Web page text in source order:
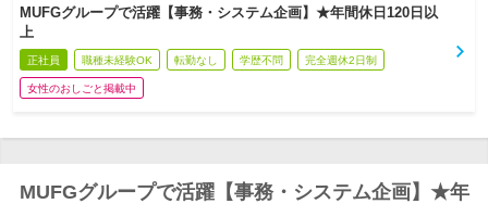
MUFGグループで活躍【事務・システム企画】★年間休日120日以
上
正社員 職種未経験OK 転勤なし 学歴不問 完全週休2日制
女性のおしごと掲載中
MUFGグループで活躍【事務・システム企画】★年